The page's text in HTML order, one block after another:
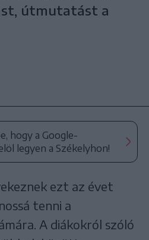
útmutatást a
hogy a Google-
legyen a Székelyhon!
ezt az évet
tenni a
A diákokról szóló